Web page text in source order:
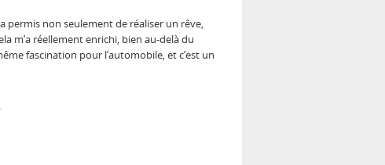
permis non seulement de réaliser un rêve,
m’a réellement enrichi, bien au-delà du
fascination pour l’automobile, et c’est un